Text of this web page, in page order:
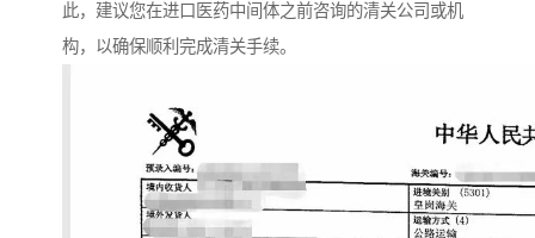
此，建议您在进口医药中间体之前咨询的清关公司或机
构，以确保顺利完成清关手续。